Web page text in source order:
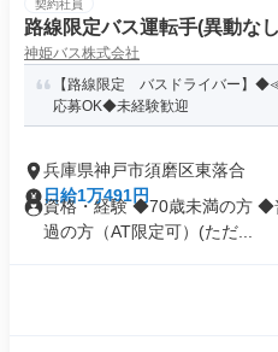
契約社員
路線限定バス運転手(異動な
神姫バス株式会社
【路線限定 バスドライバー】
応募OK◆未経験歓迎
兵庫県神戸市須磨区東落合
日給1万491円
資格・経験 ◆70歳未満の方 ◆
過の方（AT限定可）(ただ...